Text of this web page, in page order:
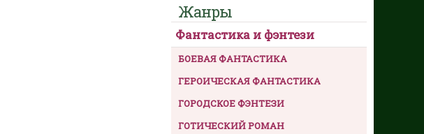
Жанры
Фантастика и фэнтези
БОЕВАЯ ФАНТАСТИКА
ГЕРОИЧЕСКАЯ ФАНТАСТИКА
ГОРОДСКОЕ ФЭНТЕЗИ
ГОТИЧЕСКИЙ РОМАН